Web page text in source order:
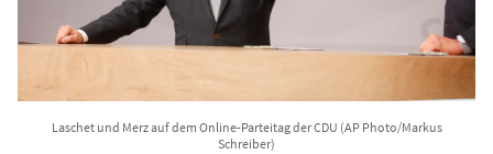
Laschet und Merz auf dem Online-Parteitag der CDU (AP Photo/Markus
Schreiber)